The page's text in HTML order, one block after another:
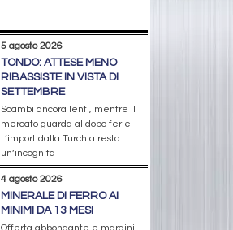
5 agosto 2026
TONDO: ATTESE MENO
RIBASSISTE IN VISTA DI
SETTEMBRE
Scambi ancora lenti, mentre il
mercato guarda al dopo ferie.
L’import dalla Turchia resta
un’incognita
4 agosto 2026
MINERALE DI FERRO AI
MINIMI DA 13 MESI